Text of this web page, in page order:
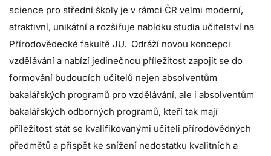
science pro střední školy je v rámci ČR velmi moderní,
atraktivní, unikátní a rozšiřuje nabídku studia učitelství na
Přírodovědecké fakultě JU. Odráží novou koncepci
vzdělávání a nabízí jedinečnou příležitost zapojit se do
formování budoucích učitelů nejen absolventům
bakalářských programů pro vzdělávání, ale i absolventům
bakalářských odborných programů, kteří tak mají
příležitost stát se kvalifikovanými učiteli přírodovědných
předmětů a přispět ke snížení nedostatku kvalitních a